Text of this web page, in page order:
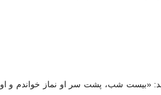
«بیست شب، پشت سر او نماز خواندم و او